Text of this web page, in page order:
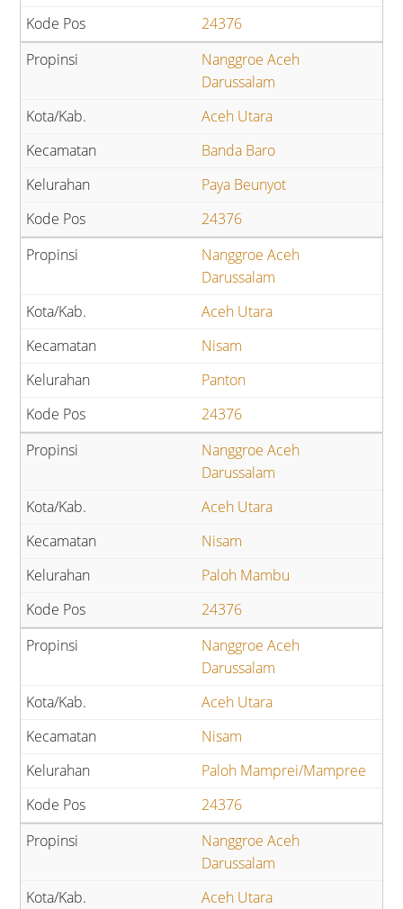
24376
Nanggroe Aceh
Darussalam
Aceh Utara
Banda Baro
Paya Beunyot
24376
Nanggroe Aceh
Darussalam
Aceh Utara
Nisam
Panton
24376
Nanggroe Aceh
Darussalam
Aceh Utara
Nisam
Paloh Mambu
24376
Nanggroe Aceh
Darussalam
Aceh Utara
Nisam
Paloh Mamprei/Mampree
24376
Nanggroe Aceh
Darussalam
Aceh Utara